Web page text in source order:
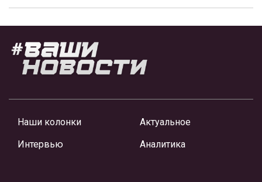
Наши колонки
Интервью
Актуальное
Аналитика